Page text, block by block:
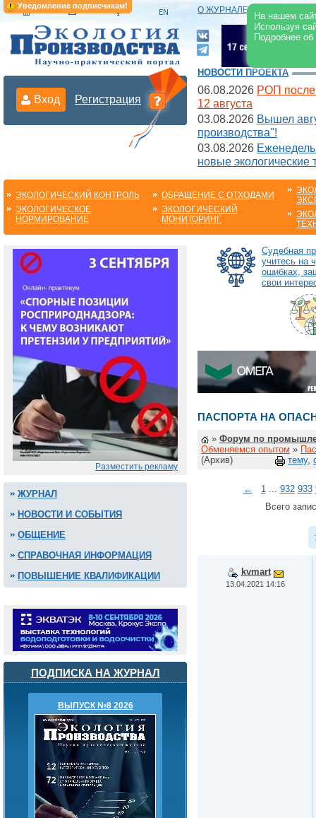
Уведомление подписчикам!
На нашем
Используя
Подробнее
О ЖУРНАЛЕ |
Вход Регистрация
НОВОСТИ ПРОЕКТА
06.08.2026 РОП после
12 августа
03.08.2026 Вышел
производства"!
03.08.2026
новые экологические
ЭКОЛОГИЧЕСКИЙ КОНТРОЛЬ
ЭКОЛОГИЧЕСКОЕ
НОРМИРОВАНИЕ
ОБРАЩЕНИЕ С ОТХОДАМИ
ЭКОЛОГИЧЕСКИЙ
МОНИТОРИНГ
Разместить рекламу
ЖУРНАЛ
НОВОСТИ И СОБЫТИЯ
ОБЩЕНИЕ
СПРАВОЧНАЯ ИНФОРМАЦИЯ
ПОВЫШЕНИЕ КВАЛИФИКАЦИИ
ПОДПИСКА НА ЖУРНАЛ
ВЫПУСК №8 2026
Судебная
учитесь на
ошибках,
свои
ПАСПОРТА НА
» Форум по
Обменяемся опытом »
(Архив)
тему,
← 1... 932 933
Всего
kvmart
13.04.2021 14:16